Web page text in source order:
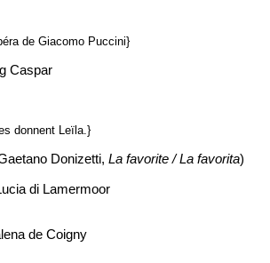
de Giacomo Puccini}
Caspar
donnent Leïla.}
Donizetti, La favorite / La favorita)
di Lamermoor
de Coigny